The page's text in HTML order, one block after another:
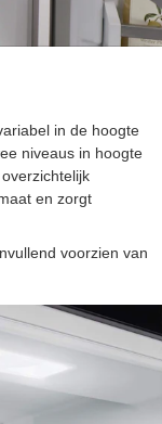
in de hoogte
niveaus in hoogte
en zorgt
voorzien van